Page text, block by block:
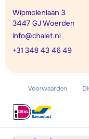
Wipmolenlaan 3
3447 GJ Woerden
info@chalet.nl
+31 348 43 46 49
Voorwaarden